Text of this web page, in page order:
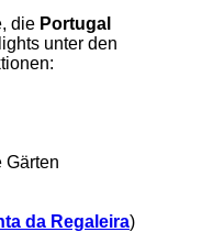
die Portugal
unter den
Gärten
da Regaleira)